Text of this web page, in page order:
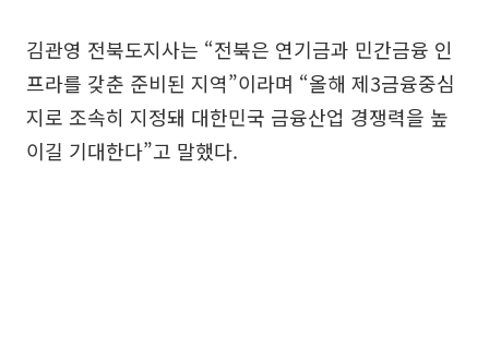
김관영 전북도지사는 “전북은 연기금과 민간금융 인
프라를 갖춘 준비된 지역”이라며 “올해 제3금융중심
지로 조속히 지정돼 대한민국 금융산업 경쟁력을 높
이길 기대한다”고 말했다.